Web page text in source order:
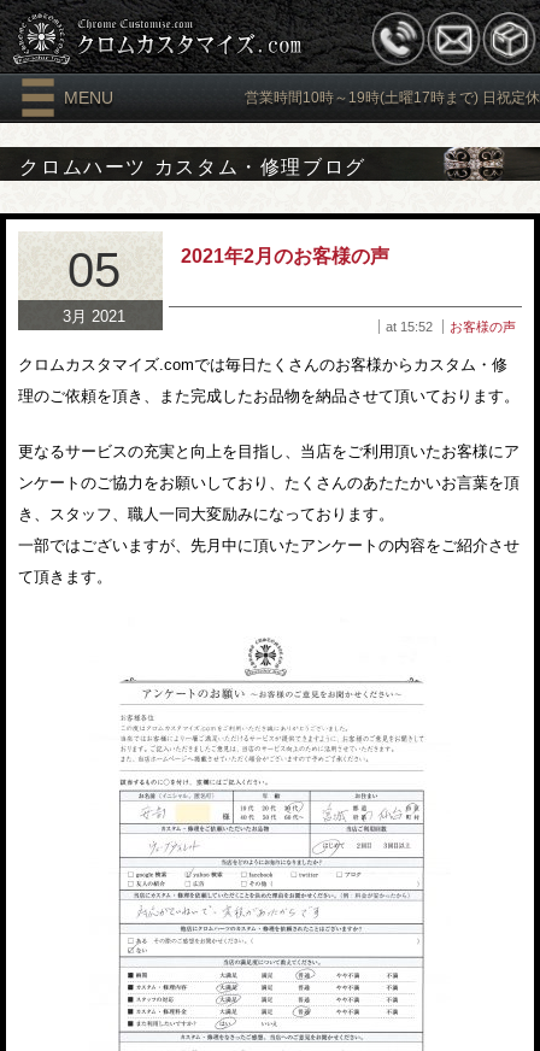
MENU 営業時間10時～19時(土曜17時まで) 日祝定休
クロムハーツ カスタム・修理ブログ
05
3月 2021
2021年2月のお客様の声
at 15:52 お客様の声
クロムカスタマイズ.comでは毎日たくさんのお客様からカスタム・修
理のご依頼を頂き、また完成したお品物を納品させて頂いております。
更なるサービスの充実と向上を目指し、当店をご利用頂いたお客様にア
ンケートのご協力をお願いしており、たくさんのあたたかいお言葉を頂
き、スタッフ、職人一同大変励みになっております。
一部ではございますが、先月中に頂いたアンケートの内容をご紹介させ
て頂きます。